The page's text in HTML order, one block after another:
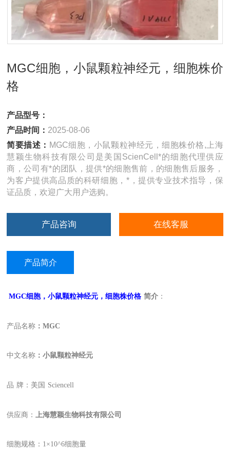
MGC细胞，小鼠颗粒神经元，细胞株价
格
产品型号：
产品时间： 2025-08-06
简要描述： MGC细胞，小鼠颗粒神经元，细胞株价格,上海
慧颖生物科技有限公司是美国ScienCell*的细胞代理供应
商，公司有*的团队，提供*的细胞售前，的细胞售后服务，
为客户提供高品质的科研细胞，*，提供专业技术指导，保
证品质，欢迎广大用户选购。
产品咨询 在线客服
产品简介
MGC细胞，小鼠颗粒神经元，细胞株价格 简介 ：
产品名称 ：MGC
中文名称 ：小鼠颗粒神经元
品 牌：美国 Sciencell
供应商： 上海慧颖生物科技有限公司
细胞规格： 1×10^6细胞量